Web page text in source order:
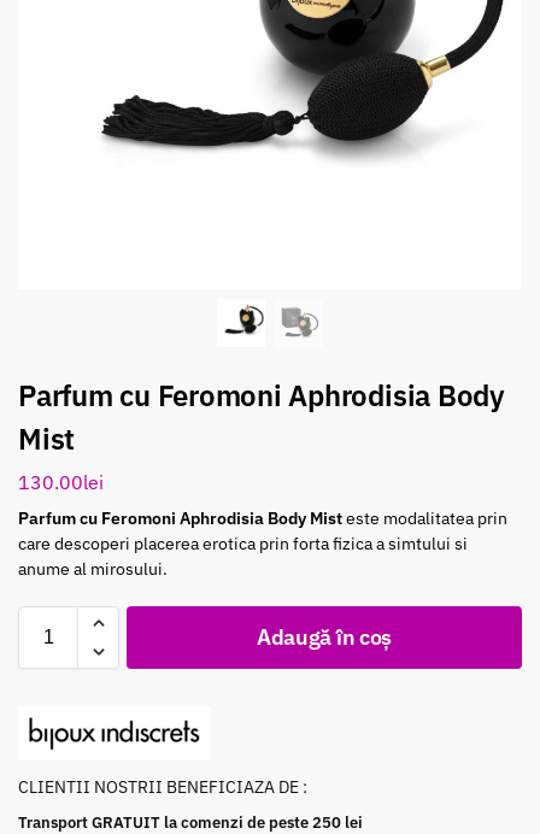
Parfum cu Feromoni Aphrodisia Body
Mist
130.00lei
Parfum cu Feromoni Aphrodisia Body Misteste modalitatea prin
care descoperi placerea erotica prin forta fizica a simtului si
anume al mirosului.
Adaugă în coș
CLIENTII NOSTRII BENEFICIAZA DE :
Transport GRATUIT la comenzi de peste 250 lei